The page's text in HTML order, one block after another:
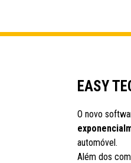
EASY
O novo
automóvel.
Além dos